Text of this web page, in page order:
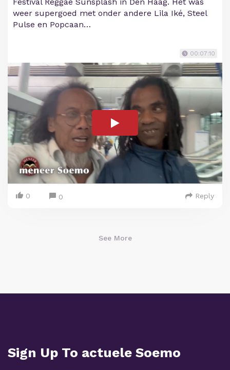
Festival Reggae Sunsplash in Den Haag. Het was
weer supergoed met onder andere Lila Iké, Steel
Pulse en Popcaan…
00:07:10
0 0 Reply
See More
Sign Up To actuele Soemo